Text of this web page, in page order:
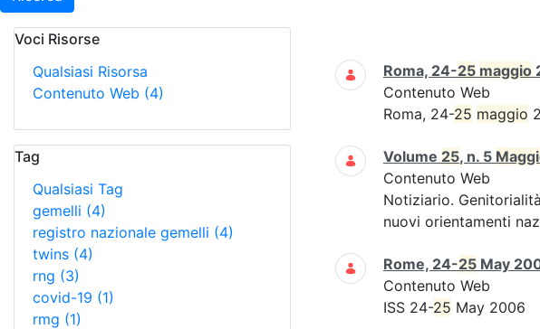
Voci Risorse
Qualsiasi Risorsa
Contenuto Web (4)
Tag
Qualsiasi Tag
gemelli (4)
registro nazionale gemelli (4)
twins (4)
rng (3)
covid-19 (1)
rmg (1)
Ricerca
Roma, 24-25 maggio
Contenuto Web
Roma, 24-25 maggio
Volume 25, n. 5
Contenuto Web
Notiziario.
nuovi orientamenti
Rome, 24-25 May
Contenuto Web
ISS 24-25 May 2006